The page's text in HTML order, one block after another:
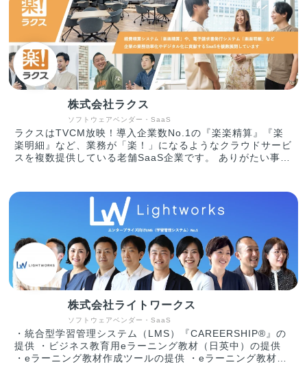
す。新しく入社したメンバーが、「この会社に入って良かっ
た」「自身のポテンシャルを最大限発揮できている」と感じ
られるシーンをたくさん創り出すことを目指しています。
現在は、事業展開のファーストステップとして、企業と従業
員の関係性構築の入り口でもあり、従業員の定着/活躍の重
要フェーズでもある「オンボーディング」に特化したプロダ
クトを作っていますが、将来的には、組織のカルチャー変革
や従業員体験の向上を支える「仕組み」を作っていきます。
【受賞・メディア掲載】 ・週刊東洋経済の「すごいベンチ
ャー100」にワークサイドが選出 - 2021/8/30 ・
「BRIDGE」にOnnが掲載 - 2021/2/15 ・「日経電子版」
にOnnが掲載 - 2021/2/15 ・「TechCrunch Japan」に
Onnが掲載 - 2021/2/15 ・「DIAMOND SIGNAL」にOnn
が掲 - 2021/2/15
株式会社ラクス
ソフトウェアベンダー・SaaS
ラクスはTVCM放映！導入企業数No.1の『楽楽精算』『楽
楽明細』など、業務が「楽！」になるようなクラウドサービ
スを複数提供している老舗SaaS企業です。 ありがたい事に
間以上）無借金経営を続けています。 また、SaaS企業で
は珍しく、売上高10億円以上のプロダクトを複数展開して
います。（楽楽精算、楽楽明細、Mail Dealer 等） 【プロ
ダクト】 ・楽楽精算：経費や交通費の申請〜承認〜精算を
Webで完結し、経理部門の業務を効率化。 ・楽楽明細：請
求書、納品書等の帳票をWebで発行し、印刷/封入作業や郵
送コストを削減。 ・楽楽勤怠：勤怠管理の煩雑な作業や有
給・残業の管理を楽にします。2020年の新サービス。 ・楽
楽販売：販売管理のあらゆる業務をシステム化・自動化して
効率的にします。 ・その他、メールディーラー（問い合わ
せ管理）、配配メール（メ ールマーケティング）等。 目的
は『IT技術を使って中小企業を強くする』事。自社でクラウ
ドサービスを開発し提供していますが、単なるサービスでは
なく、日本の企業が強くなる為にはどのようなサービス・機
株式会社ライトワークス
ソフトウェアベンダー・SaaS
・統合型学習管理システム（LMS）『CAREERSHIP®』の
提供 ・ビジネス教育用eラーニング教材（日英中）の提供
・eラーニング教材作成ツールの提供 ・eラーニング教材制